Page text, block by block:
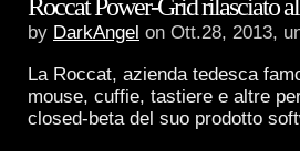
Roccat Power-Grid rilasciato
by DarkAngel on Ott.28, 2013,
La Roccat, azienda tedesca
mouse, cuffie, tastiere e altre
closed-beta del suo prodotto